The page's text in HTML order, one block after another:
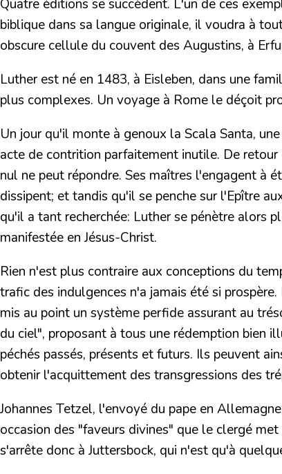
Quatre éditions se succèdent. L'un de ces
biblique dans sa langue originale, il voudra à
obscure cellule du couvent des Augustins, à
Luther est né en 1483, à Eisleben, dans une
plus complexes. Un voyage à Rome le déçoit
Un jour qu'il monte à genoux la Scala Santa,
acte de contrition parfaitement inutile. De
nul ne peut répondre. Ses maîtres l'engagent à
dissipent; et tandis qu'il se penche sur l'Epître
qu'il a tant recherchée: Luther se pénètre alors
manifestée en Jésus-Christ.
Rien n'est plus contraire aux conceptions du
trafic des indulgences n'a jamais été si
mis au point un système perfide assurant au
du ciel", proposant à tous une rédemption bien
péchés passés, présents et futurs. Ils peuvent
obtenir l'acquittement des transgressions des
Johannes Tetzel, l'envoyé du pape en
occasion des "faveurs divines" que le clergé
s'arrête donc à Juttersbock, qui n'est qu'à